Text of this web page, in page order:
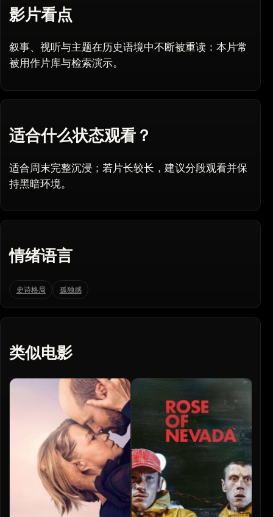
影片看点
叙事、视听与主题在历史语境中不断被重读：本片常
被用作片库与检索演示。
适合什么状态观看？
适合周末完整沉浸；若片长较长，建议分段观看并保
持黑暗环境。
情绪语言
史诗格局 孤独感
类似电影